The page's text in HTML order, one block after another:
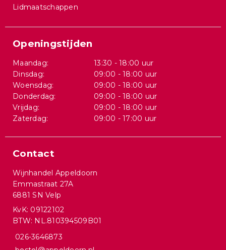
Lidmaatschappen
Openingstijden
Maandag:
13:30 - 18:00 uur
Dinsdag:
09:00 - 18:00 uur
Woensdag:
09:00 - 18:00 uur
Donderdag:
09:00 - 18:00 uur
Vrijdag:
09:00 - 18:00 uur
Zaterdag:
09:00 - 17:00 uur
Contact
Wijnhandel Appeldoorn
Emmastraat 27A
6881 SN Velp
KvK: 09122102
BTW: NL.810394509B01
026-3646873